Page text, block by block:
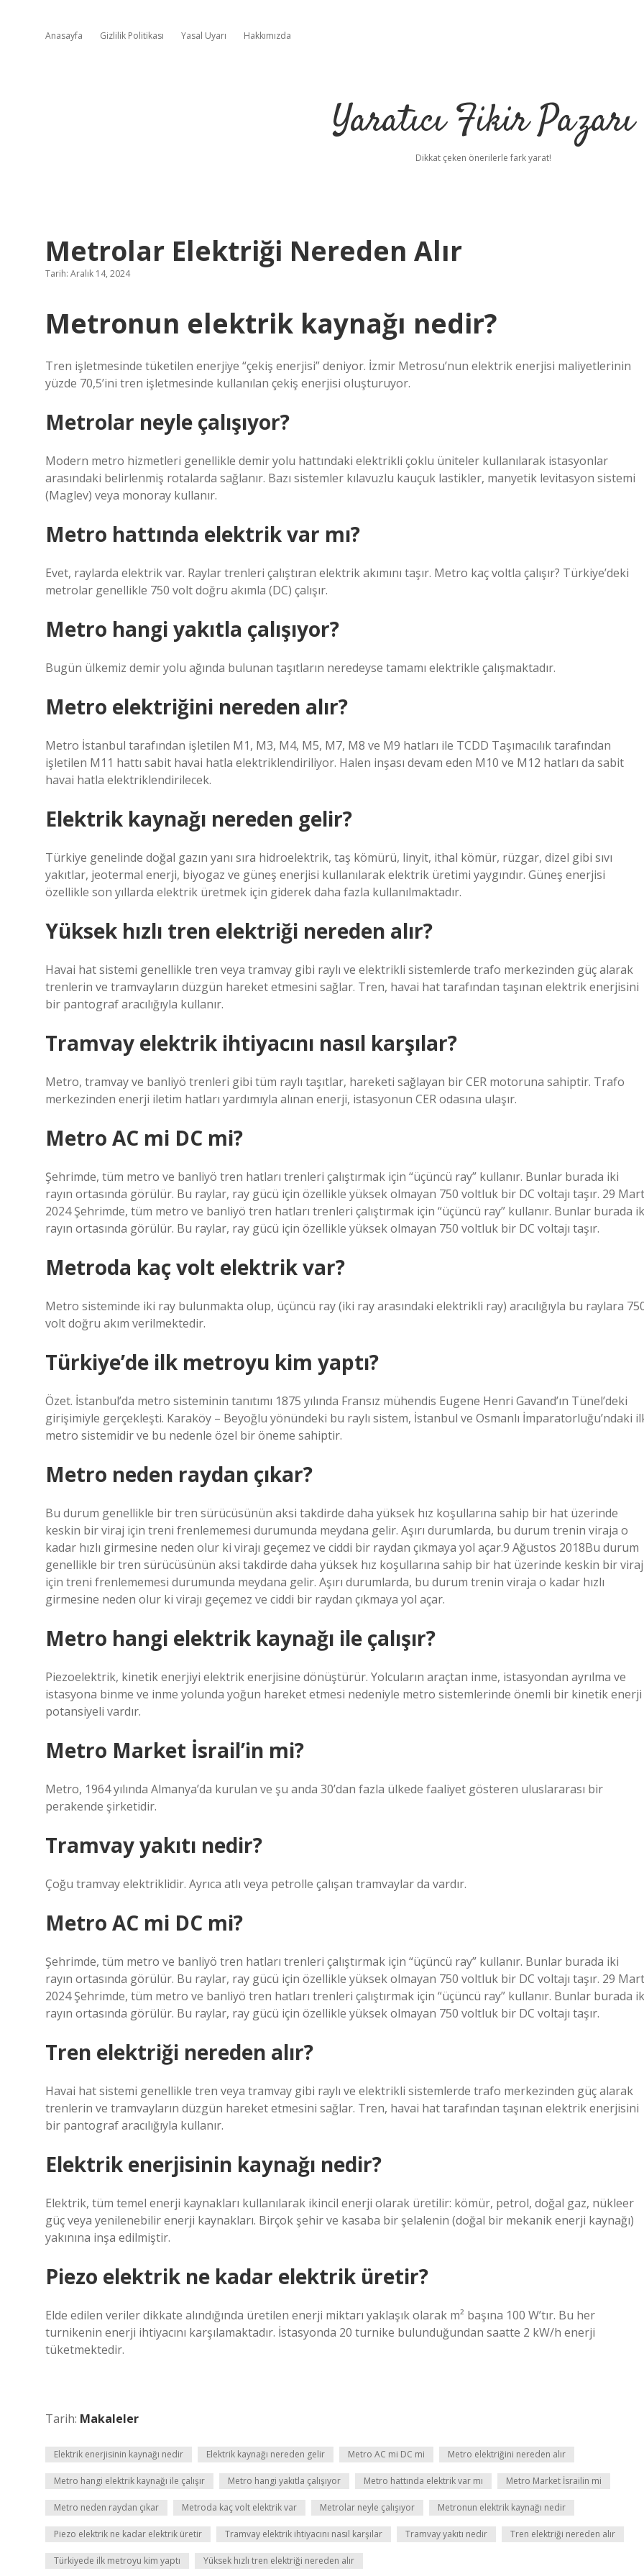
Anasayfa Gizlilik Politikası Yasal Uyarı Hakkımızda
Yaratıcı Fikir Pazarı
Dikkat çeken önerilerle fark yarat!
Metrolar Elektriği Nereden Alır
Tarih: Aralık 14, 2024
Metronun elektrik kaynağı nedir?
Tren işletmesinde tüketilen enerjiye “çekiş enerjisi” deniyor. İzmir Metrosu’nun elektrik enerjisi maliyetlerinin
yüzde 70,5’ini tren işletmesinde kullanılan çekiş enerjisi oluşturuyor.
Metrolar neyle çalışıyor?
Modern metro hizmetleri genellikle demir yolu hattındaki elektrikli çoklu üniteler kullanılarak istasyonlar
arasındaki belirlenmiş rotalarda sağlanır. Bazı sistemler kılavuzlu kauçuk lastikler, manyetik levitasyon sistemi
(Maglev) veya monoray kullanır.
Metro hattında elektrik var mı?
Evet, raylarda elektrik var. Raylar trenleri çalıştıran elektrik akımını taşır. Metro kaç voltla çalışır? Türkiye’deki
metrolar genellikle 750 volt doğru akımla (DC) çalışır.
Metro hangi yakıtla çalışıyor?
Bugün ülkemiz demir yolu ağında bulunan taşıtların neredeyse tamamı elektrikle çalışmaktadır.
Metro elektriğini nereden alır?
Metro İstanbul tarafından işletilen M1, M3, M4, M5, M7, M8 ve M9 hatları ile TCDD Taşımacılık tarafından
işletilen M11 hattı sabit havai hatla elektriklendiriliyor. Halen inşası devam eden M10 ve M12 hatları da sabit
havai hatla elektriklendirilecek.
Elektrik kaynağı nereden gelir?
Türkiye genelinde doğal gazın yanı sıra hidroelektrik, taş kömürü, linyit, ithal kömür, rüzgar, dizel gibi sıvı
yakıtlar, jeotermal enerji, biyogaz ve güneş enerjisi kullanılarak elektrik üretimi yaygındır. Güneş enerjisi
özellikle son yıllarda elektrik üretmek için giderek daha fazla kullanılmaktadır.
Yüksek hızlı tren elektriği nereden alır?
Havai hat sistemi genellikle tren veya tramvay gibi raylı ve elektrikli sistemlerde trafo merkezinden güç alarak
trenlerin ve tramvayların düzgün hareket etmesini sağlar. Tren, havai hat tarafından taşınan elektrik enerjisini
bir pantograf aracılığıyla kullanır.
Tramvay elektrik ihtiyacını nasıl karşılar?
Metro, tramvay ve banliyö trenleri gibi tüm raylı taşıtlar, hareketi sağlayan bir CER motoruna sahiptir. Trafo
merkezinden enerji iletim hatları yardımıyla alınan enerji, istasyonun CER odasına ulaşır.
Metro AC mi DC mi?
Şehrimde, tüm metro ve banliyö tren hatları trenleri çalıştırmak için “üçüncü ray” kullanır. Bunlar burada iki
rayın ortasında görülür. Bu raylar, ray gücü için özellikle yüksek olmayan 750 voltluk bir DC voltajı taşır. 29 Mart
2024 Şehrimde, tüm metro ve banliyö tren hatları trenleri çalıştırmak için “üçüncü ray” kullanır. Bunlar burada
rayın ortasında görülür. Bu raylar, ray gücü için özellikle yüksek olmayan 750 voltluk bir DC voltajı taşır.
Metroda kaç volt elektrik var?
Metro sisteminde iki ray bulunmakta olup, üçüncü ray (iki ray arasındaki elektrikli ray) aracılığıyla bu raylara
volt doğru akım verilmektedir.
Türkiye’de ilk metroyu kim yaptı?
Özet. İstanbul’da metro sisteminin tanıtımı 1875 yılında Fransız mühendis Eugene Henri Gavand’ın Tünel’deki
girişimiyle gerçekleşti. Karaköy – Beyoğlu yönündeki bu raylı sistem, İstanbul ve Osmanlı İmparatorluğu’ndaki
metro sistemidir ve bu nedenle özel bir öneme sahiptir.
Metro neden raydan çıkar?
Bu durum genellikle bir tren sürücüsünün aksi takdirde daha yüksek hız koşullarına sahip bir hat üzerinde
keskin bir viraj için treni frenlememesi durumunda meydana gelir. Aşırı durumlarda, bu durum trenin viraja o
kadar hızlı girmesine neden olur ki virajı geçemez ve ciddi bir raydan çıkmaya yol açar.9 Ağustos 2018Bu durum
genellikle bir tren sürücüsünün aksi takdirde daha yüksek hız koşullarına sahip bir hat üzerinde keskin bir viraj
için treni frenlememesi durumunda meydana gelir. Aşırı durumlarda, bu durum trenin viraja o kadar hızlı
girmesine neden olur ki virajı geçemez ve ciddi bir raydan çıkmaya yol açar.
Metro hangi elektrik kaynağı ile çalışır?
Piezoelektrik, kinetik enerjiyi elektrik enerjisine dönüştürür. Yolcuların araçtan inme, istasyondan ayrılma ve
istasyona binme ve inme yolunda yoğun hareket etmesi nedeniyle metro sistemlerinde önemli bir kinetik enerji
potansiyeli vardır.
Metro Market İsrail’in mi?
Metro, 1964 yılında Almanya’da kurulan ve şu anda 30’dan fazla ülkede faaliyet gösteren uluslararası bir
perakende şirketidir.
Tramvay yakıtı nedir?
Çoğu tramvay elektriklidir. Ayrıca atlı veya petrolle çalışan tramvaylar da vardır.
Metro AC mi DC mi?
Şehrimde, tüm metro ve banliyö tren hatları trenleri çalıştırmak için “üçüncü ray” kullanır. Bunlar burada iki
rayın ortasında görülür. Bu raylar, ray gücü için özellikle yüksek olmayan 750 voltluk bir DC voltajı taşır. 29 Mart
2024 Şehrimde, tüm metro ve banliyö tren hatları trenleri çalıştırmak için “üçüncü ray” kullanır. Bunlar burada
rayın ortasında görülür. Bu raylar, ray gücü için özellikle yüksek olmayan 750 voltluk bir DC voltajı taşır.
Tren elektriği nereden alır?
Havai hat sistemi genellikle tren veya tramvay gibi raylı ve elektrikli sistemlerde trafo merkezinden güç alarak
trenlerin ve tramvayların düzgün hareket etmesini sağlar. Tren, havai hat tarafından taşınan elektrik enerjisini
bir pantograf aracılığıyla kullanır.
Elektrik enerjisinin kaynağı nedir?
Elektrik, tüm temel enerji kaynakları kullanılarak ikincil enerji olarak üretilir: kömür, petrol, doğal gaz, nükleer
güç veya yenilenebilir enerji kaynakları. Birçok şehir ve kasaba bir şelalenin (doğal bir mekanik enerji kaynağı)
yakınına inşa edilmiştir.
Piezo elektrik ne kadar elektrik üretir?
Elde edilen veriler dikkate alındığında üretilen enerji miktarı yaklaşık olarak m² başına 100 W’tır. Bu her
turnikenin enerji ihtiyacını karşılamaktadır. İstasyonda 20 turnike bulunduğundan saatte 2 kW/h enerji
tüketmektedir.
Tarih: Makaleler
Elektrik enerjisinin kaynağı nedir Elektrik kaynağı nereden gelir Metro AC mi DC mi Metro elektriğini nereden alır
Metro hangi elektrik kaynağı ile çalışır Metro hangi yakıtla çalışıyor Metro hattında elektrik var mı Metro Market İsrailin mi
Metro neden raydan çıkar Metroda kaç volt elektrik var Metrolar neyle çalışıyor Metronun elektrik kaynağı nedir
Piezo elektrik ne kadar elektrik üretir Tramvay elektrik ihtiyacını nasıl karşılar Tramvay yakıtı nedir Tren elektriği nereden alır
Türkiyede ilk metroyu kim yaptı Yüksek hızlı tren elektriği nereden alır